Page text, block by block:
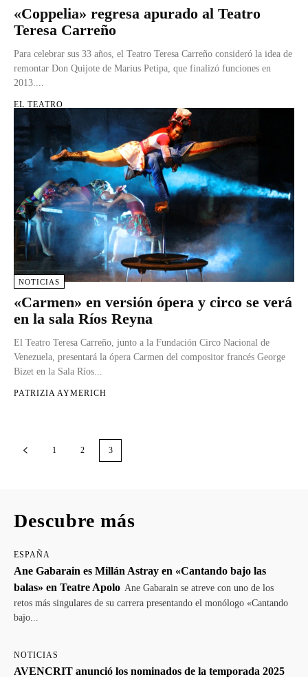
«Coppelia» regresa apurado al Teatro
Teresa Carreño
Para celebrar sus 33 años, el Teatro Teresa Carreño consideró la idea de
remontar Don Quijote de Marius Petipa, que finalizó funciones en
2013....
EL TEATRO
NOTICIAS
«Carmen» en versión ópera y circo se verá
en la sala Ríos Reyna
El Teatro Teresa Carreño, junto a la Fundación Circo Nacional de
Venezuela, presentará la ópera Carmen del compositor francés George
Bizet en la Sala Ríos...
PATRIZIA AYMERICH
1 2 3
Descubre más
ESPAÑA
Ane Gabarain es Millán Astray en «Cantando bajo las
balas» en Teatre Apolo Ane Gabarain se atreve con uno de los
retos más singulares de su carrera presentando el monólogo «Cantando
bajo...
NOTICIAS
AVENCRIT anunció los nominados de la temporada 2025